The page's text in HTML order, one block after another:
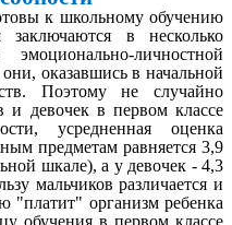
к школьному обучению
заключаются в несколько
личностной
оказавшись в начальной
Поэтому не случайно
и девочек в первом классе
усредненная оценка
предметам равняется 3,9
шкале), а у девочек - 4,3
мальчиков различается и
"платит" организм ребенка